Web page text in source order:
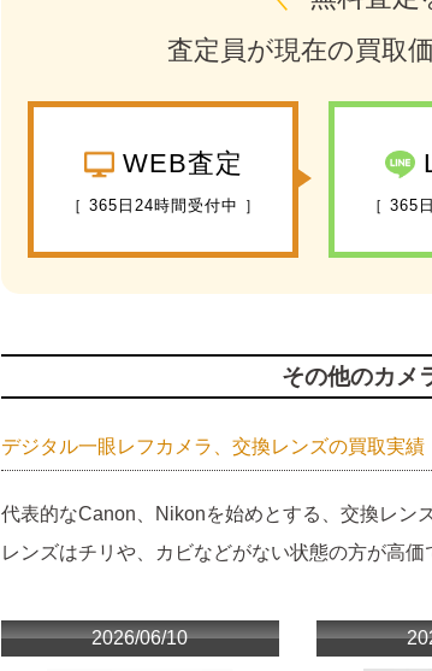
査定員が現在の買取
WEB査定
［ 365日24時間受付中 ］ ［ 365
その他のカメ
デジタル一眼レフカメラ、交換レンズの買取実績
代表的なCanon、Nikonを始めとする、交換レン
レンズはチリや、カビなどがない状態の方が高価
2026/06/10